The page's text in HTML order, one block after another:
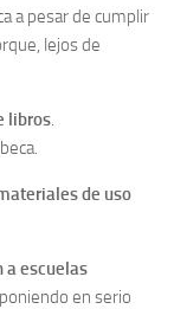
a pesar de cumplir
lejos de
libros.
materiales de uso
a escuelas
en serio